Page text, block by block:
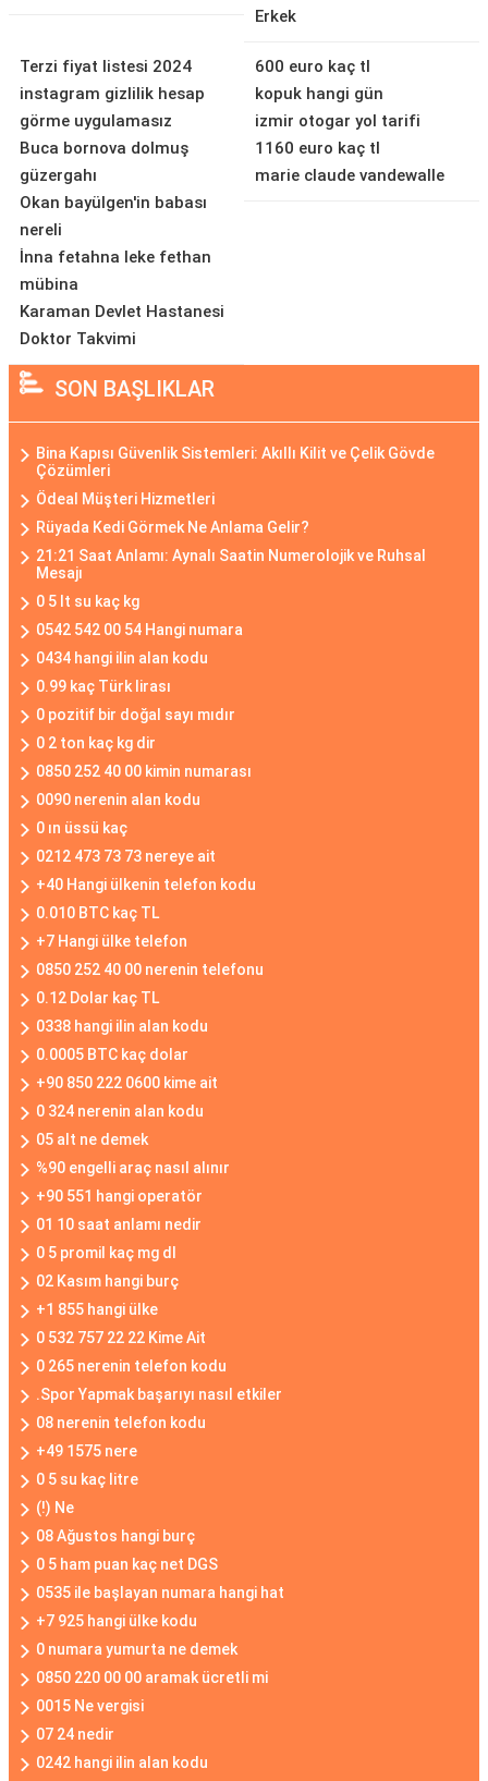
Erkek
Terzi fiyat listesi 2024
instagram gizlilik hesap
görme uygulamasız
Buca bornova dolmuş
güzergahı
Okan bayülgen'in babası
nereli
İnna fetahna leke fethan
mübina
Karaman Devlet Hastanesi
Doktor Takvimi
600 euro kaç tl
kopuk hangi gün
izmir otogar yol tarifi
1160 euro kaç tl
marie claude vandewalle
SON BAŞLIKLAR
Bina Kapısı Güvenlik Sistemleri: Akıllı Kilit ve Çelik Gövde
Çözümleri
Ödeal Müşteri Hizmetleri
Rüyada Kedi Görmek Ne Anlama Gelir?
21:21 Saat Anlamı: Aynalı Saatin Numerolojik ve Ruhsal
Mesajı
0 5 lt su kaç kg
0542 542 00 54 Hangi numara
0434 hangi ilin alan kodu
0.99 kaç Türk lirası
0 pozitif bir doğal sayı mıdır
0 2 ton kaç kg dir
0850 252 40 00 kimin numarası
0090 nerenin alan kodu
0 ın üssü kaç
0212 473 73 73 nereye ait
+40 Hangi ülkenin telefon kodu
0.010 BTC kaç TL
+7 Hangi ülke telefon
0850 252 40 00 nerenin telefonu
0.12 Dolar kaç TL
0338 hangi ilin alan kodu
0.0005 BTC kaç dolar
+90 850 222 0600 kime ait
0 324 nerenin alan kodu
05 alt ne demek
%90 engelli araç nasıl alınır
+90 551 hangi operatör
01 10 saat anlamı nedir
0 5 promil kaç mg dl
02 Kasım hangi burç
+1 855 hangi ülke
0 532 757 22 22 Kime Ait
0 265 nerenin telefon kodu
.Spor Yapmak başarıyı nasıl etkiler
08 nerenin telefon kodu
+49 1575 nere
0 5 su kaç litre
(!) Ne
08 Ağustos hangi burç
0 5 ham puan kaç net DGS
0535 ile başlayan numara hangi hat
+7 925 hangi ülke kodu
0 numara yumurta ne demek
0850 220 00 00 aramak ücretli mi
0015 Ne vergisi
07 24 nedir
0242 hangi ilin alan kodu